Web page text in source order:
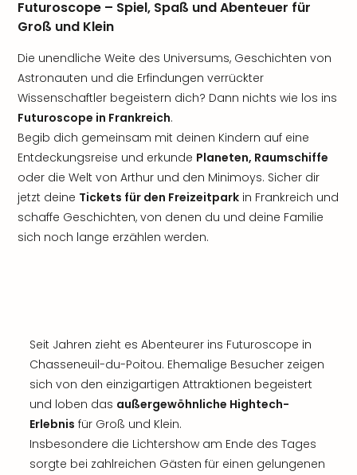
Futuroscope – Spiel, Spaß und Abenteuer für
Groß und Klein
Die unendliche Weite des Universums, Geschichten von
Astronauten und die Erfindungen verrückter
Wissenschaftler begeistern dich? Dann nichts wie los ins
Futuroscope in Frankreich.
Begib dich gemeinsam mit deinen Kindern auf eine
Entdeckungsreise und erkunde Planeten, Raumschiffe
oder die Welt von Arthur und den Minimoys. Sicher dir
jetzt deine Tickets für den Freizeitpark in Frankreich und
schaffe Geschichten, von denen du und deine Familie
sich noch lange erzählen werden.
Seit Jahren zieht es Abenteurer ins Futuroscope in
Chasseneuil-du-Poitou. Ehemalige Besucher zeigen
sich von den einzigartigen Attraktionen begeistert
und loben das außergewöhnliche Hightech-
Erlebnis für Groß und Klein.
Insbesondere die Lichtershow am Ende des Tages
sorgte bei zahlreichen Gästen für einen gelungenen